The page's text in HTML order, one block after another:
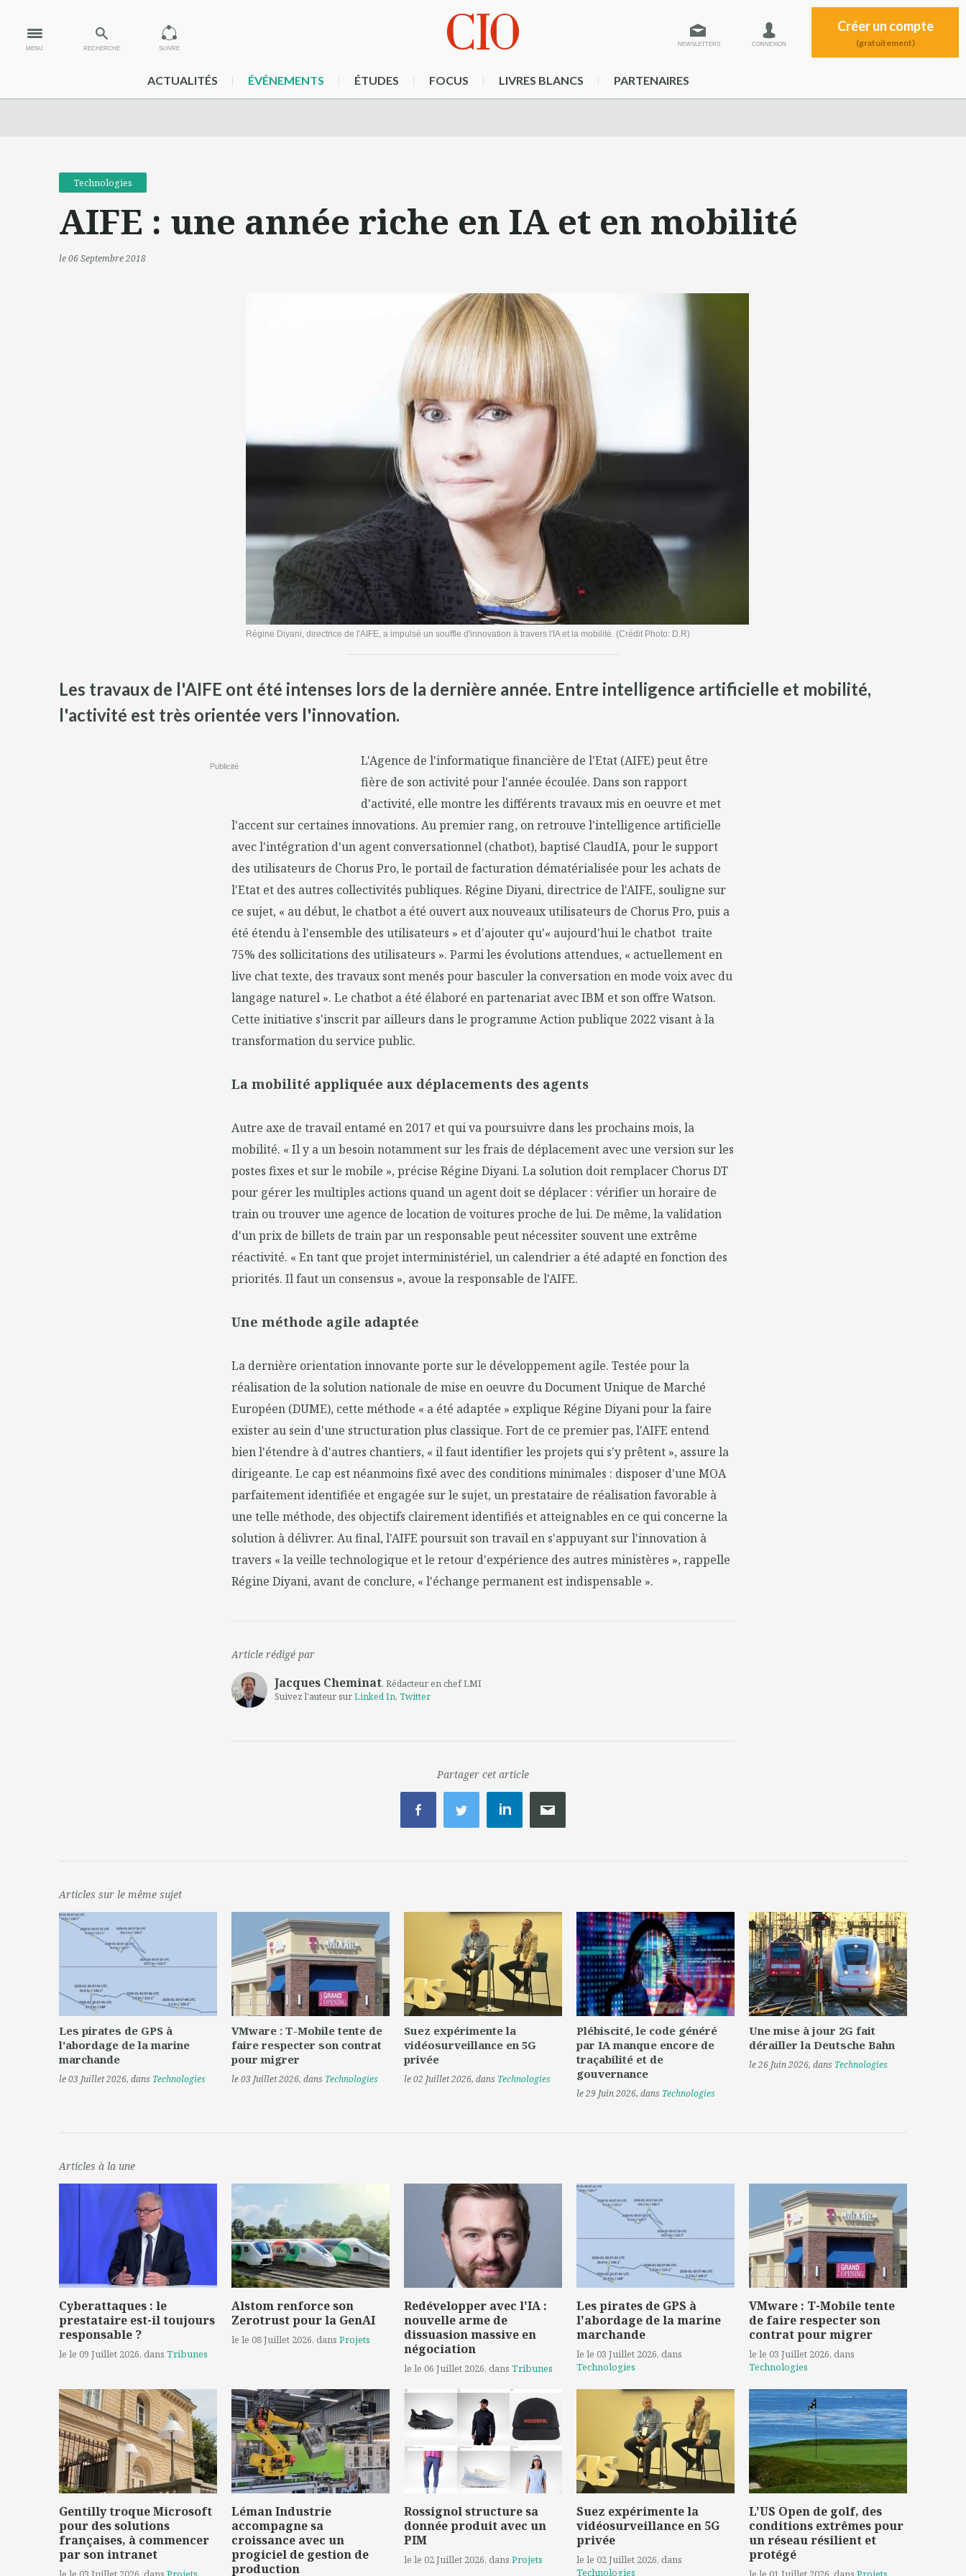
MENU RECHERCHE SUIVRE
NEWSLETTERS CONNEXION
Créer un compte
(gratuitement)
ACTUALITÉS ÉVÉNEMENTS ÉTUDES FOCUS LIVRES BLANCS PARTENAIRES
Technologies
AIFE : une année riche en IA et en mobilité
le 06 Septembre 2018
Régine Diyani, directrice de l'AIFE, a impulsé un souffle d'innovation à travers l'IA et la mobilité. (Crédit Photo: D.R)
Les travaux de l'AIFE ont été intenses lors de la dernière année. Entre intelligence artificielle et mobilité,
l'activité est très orientée vers l'innovation.
Publicité
L'Agence de l'informatique financière de l'Etat (AIFE) peut être
fière de son activité pour l'année écoulée. Dans son rapport
d'activité, elle montre les différents travaux mis en oeuvre et met
l'accent sur certaines innovations. Au premier rang, on retrouve l'intelligence artificielle
avec l'intégration d'un agent conversationnel (chatbot), baptisé ClaudIA, pour le support
des utilisateurs de Chorus Pro, le portail de facturation dématérialisée pour les achats de
l'Etat et des autres collectivités publiques. Régine Diyani, directrice de l'AIFE, souligne sur
ce sujet, « au début, le chatbot a été ouvert aux nouveaux utilisateurs de Chorus Pro, puis a
été étendu à l'ensemble des utilisateurs » et d'ajouter qu'« aujourd'hui le chatbot traite
75% des sollicitations des utilisateurs ». Parmi les évolutions attendues, « actuellement en
live chat texte, des travaux sont menés pour basculer la conversation en mode voix avec du
langage naturel ». Le chatbot a été élaboré en partenariat avec IBM et son offre Watson.
Cette initiative s'inscrit par ailleurs dans le programme Action publique 2022 visant à la
transformation du service public.
La mobilité appliquée aux déplacements des agents
Autre axe de travail entamé en 2017 et qui va poursuivre dans les prochains mois, la
mobilité. « Il y a un besoin notamment sur les frais de déplacement avec une version sur les
postes fixes et sur le mobile », précise Régine Diyani. La solution doit remplacer Chorus DT
pour gérer les multiples actions quand un agent doit se déplacer : vérifier un horaire de
train ou trouver une agence de location de voitures proche de lui. De même, la validation
d'un prix de billets de train par un responsable peut nécessiter souvent une extrême
réactivité. « En tant que projet interministériel, un calendrier a été adapté en fonction des
priorités. Il faut un consensus », avoue la responsable de l'AIFE.
Une méthode agile adaptée
La dernière orientation innovante porte sur le développement agile. Testée pour la
réalisation de la solution nationale de mise en oeuvre du Document Unique de Marché
Européen (DUME), cette méthode « a été adaptée » explique Régine Diyani pour la faire
exister au sein d'une structuration plus classique. Fort de ce premier pas, l'AIFE entend
bien l'étendre à d'autres chantiers, « il faut identifier les projets qui s'y prêtent », assure la
dirigeante. Le cap est néanmoins fixé avec des conditions minimales : disposer d'une MOA
parfaitement identifiée et engagée sur le sujet, un prestataire de réalisation favorable à
une telle méthode, des objectifs clairement identifiés et atteignables en ce qui concerne la
solution à délivrer. Au final, l'AIFE poursuit son travail en s'appuyant sur l'innovation à
travers « la veille technologique et le retour d'expérience des autres ministères », rappelle
Régine Diyani, avant de conclure, « l'échange permanent est indispensable ».
Article rédigé par
Jacques Cheminat, Rédacteur en chef LMI
Suivez l'auteur surLinked In, Twitter
Partager cet article
Articles sur le même sujet
Les pirates de GPS à
l'abordage de la marine
marchande
le 03 Juillet 2026, dans Technologies
VMware : T-Mobile tente de
faire respecter son contrat
pour migrer
le 03 Juillet 2026, dans Technologies
Suez expérimente la
vidéosurveillance en 5G
privée
le 02 Juillet 2026, dans Technologies
Plébiscité, le code généré
par IA manque encore de
traçabilité et de
gouvernance
le 29 Juin 2026, dans Technologies
Une mise à jour 2G fait
dérailler la Deutsche Bahn
le 26 Juin 2026, dans Technologies
Articles à la une
Cyberattaques : le
prestataire est-il toujours
responsable ?
le le 09 Juillet 2026, dans Tribunes
Alstom renforce son
Zerotrust pour la GenAI
le le 08 Juillet 2026, dans Projets
Redévelopper avec l'IA :
nouvelle arme de
dissuasion massive en
négociation
le le 06 Juillet 2026, dans Tribunes
Les pirates de GPS à
l'abordage de la marine
marchande
le le 03 Juillet 2026, dans
Technologies
VMware : T-Mobile tente
de faire respecter son
contrat pour migrer
le le 03 Juillet 2026, dans
Technologies
Gentilly troque Microsoft
pour des solutions
françaises, à commencer
par son intranet
Léman Industrie
accompagne sa
croissance avec un
progiciel de gestion de
production
Rossignol structure sa
donnée produit avec un
PIM
le le 02 Juillet 2026, dans Projets
Suez expérimente la
vidéosurveillance en 5G
privée
le le 02 Juillet 2026, dans
Technologies
L'US Open de golf, des
conditions extrêmes pour
un réseau résilient et
protégé